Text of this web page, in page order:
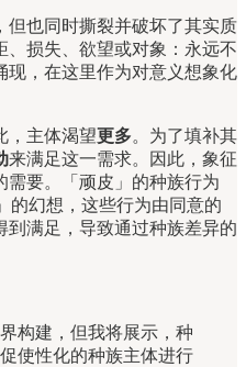
但也同时撕裂并破坏了其实质
损失、欲望或对象：永远不
现，在这里作为对意义想象化
，主体渴望更多。为了填补其
来满足这一需求。因此，象征
需要。「顽皮」的种族行为
的幻想，这些行为由同意的
到满足，导致通过种族差异的
构建，但我将展示，种
使性化的种族主体进行